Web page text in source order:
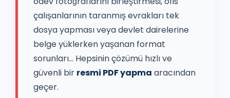
çalışanlarının taranmış evrakları tek
dosya yapması veya devlet dairelerine
belge yüklerken yaşanan format
sorunları... Hepsinin çözümü hızlı ve
güvenli bir resmi PDF yapma aracından
geçer.